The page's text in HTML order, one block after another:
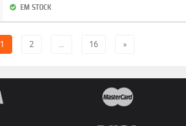
EM STOCK
1 2 … 16 »